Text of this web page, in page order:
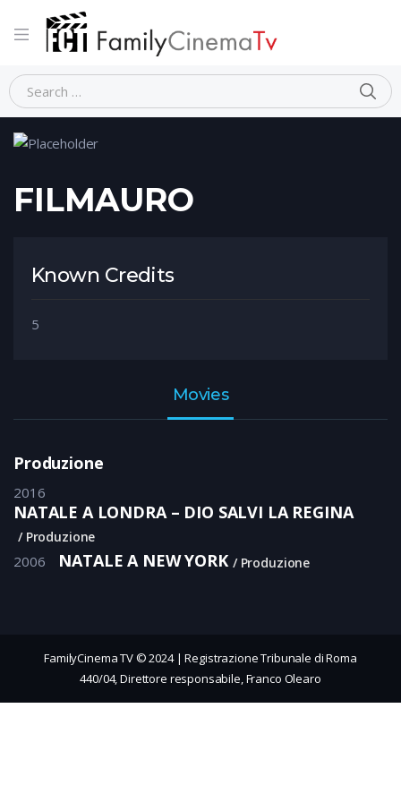
Home Person FILMAURO
FILMAURO
Known Credits
5
Movies
Produzione
2016
NATALE A LONDRA – DIO SALVI LA REGINA
Produzione
2006 NATALE A NEW YORK Produzione
FamilyCinema TV © 2024 | Registrazione Tribunale di Roma
440/04, Direttore responsabile, Franco Olearo